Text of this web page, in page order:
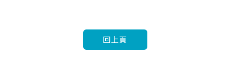
回上頁